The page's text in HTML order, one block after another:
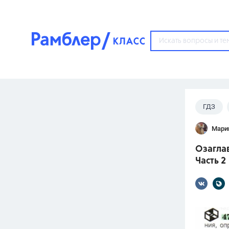
Популярные темы
ГДЗ
ОГЭ
ответов
ГДЗ
Часть 2